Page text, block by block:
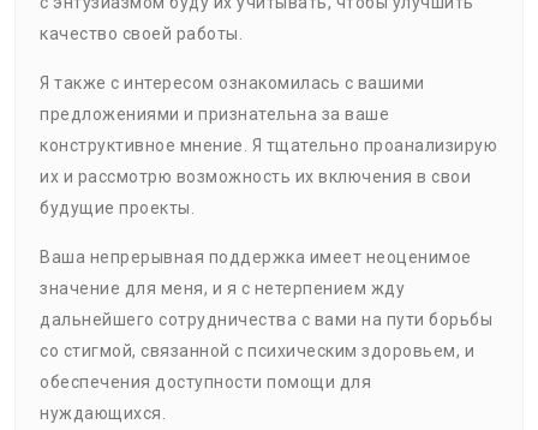
качество своей работы.
Я также с интересом ознакомилась с вашими
предложениями и признательна за ваше
конструктивное мнение. Я тщательно проанализирую
их и рассмотрю возможность их включения в свои
будущие проекты.
Ваша непрерывная поддержка имеет неоценимое
значение для меня, и я с нетерпением жду
дальнейшего сотрудничества с вами на пути борьбы
со стигмой, связанной с психическим здоровьем, и
обеспечения доступности помощи для
нуждающихся.